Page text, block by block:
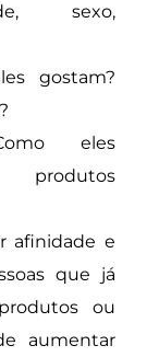
sexo,
gostam?
eles
afinidade e
que já
ou
aumentar